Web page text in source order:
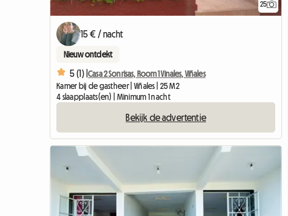
25
15 € / nacht
Nieuw ontdekt
5 (1) |Casa 2 Sonrisas, Room 1 Vinales, Viñales
Kamer bij de gastheer | Viñales | 25 M2
4 slaapplaats(en) | Minimum 1 nacht
Bekijk de advertentie